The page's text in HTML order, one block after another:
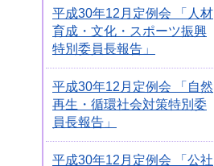
平成30年12月定例会 「人材
育成・文化・スポーツ振興
特別委員長報告」
平成30年12月定例会 「自然
再生・循環社会対策特別委
員長報告」
平成30年12月定例会 「公社